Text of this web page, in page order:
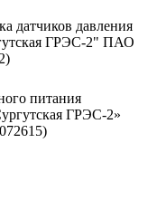
датчиков давления
ГРЭС-2" ПАО
питания
ГРЭС-2»